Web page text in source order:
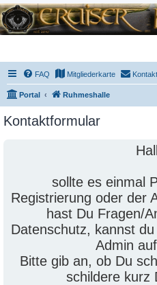
FAQ Mitgliederkarte Kontakt
Portal Ruhmeshalle
Kontaktformular
sollte es einmal
Registrierung oder der
hast Du Fragen/
Datenschutz, kannst
Admin
Bitte gib an, ob Du
schildere kurz